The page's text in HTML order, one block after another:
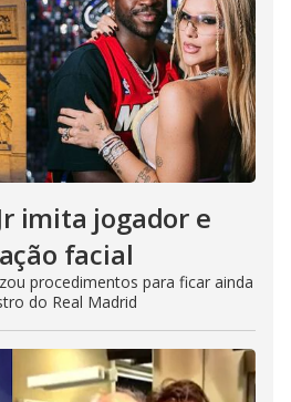
imita jogador e
facial
procedimentos para ficar ainda
do Real Madrid